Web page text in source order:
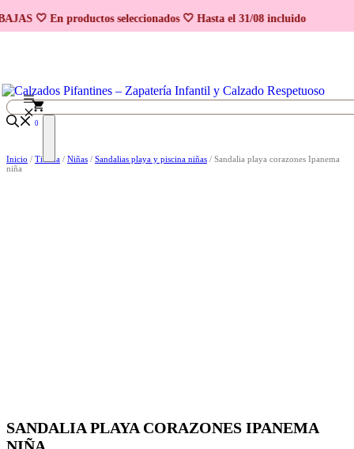
🤍 En productos seleccionados 🤍 Hasta el 31/08 incluido
Saltar al contenido
0
Inicio / Tienda / Niñas / Sandalias playa y piscina niñas / Sandalia playa corazones Ipanema
niña
SANDALIA PLAYA CORAZONES IPANEMA
NIÑA